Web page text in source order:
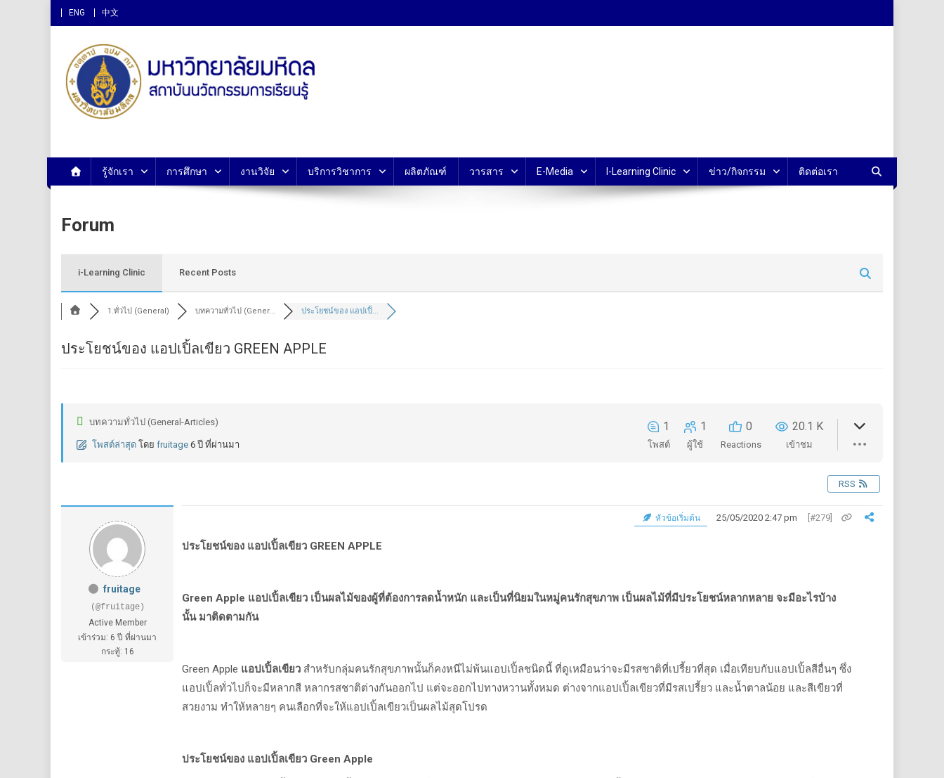
ENG 中文
สถาบันนวัตกรรมการเรียนรู้ ม.มหิดล
รู้จักเรา การศึกษา งานวิจัย บริการวิชาการ ผลิตภัณฑ์ วารสาร E-Media I-Learning Clinic ข่าว/กิจกรรม ติดต่อเรา
Forum
i-Learning Clinic Recent Posts
1.ทั่วไป (General) บทความทั่วไป (Gener... ประโยชน์ของ แอปเปิ้...
ประโยชน์ของ แอปเปิ้ลเขียว GREEN APPLE
บทความทั่วไป (General-Articles)
โพสต์ล่าสุด โดย fruitage 6 ปี ที่ผ่านมา
1
โพสต์
1
ผู้ใช้
0
Reactions
20.1 K
เข้าชม
RSS
fruitage
(@fruitage)
Active Member
เข้าร่วม: 6 ปี ที่ผ่านมา
กระทู้: 16
หัวข้อเริ่มต้น 25/05/2020 2:47 pm [#279]
ประโยชน์ของ แอปเปิ้ลเขียว GREEN APPLE
Green Apple แอปเปิ้ลเขียว เป็นผลไม้ของผู้ที่ต้องการลดน้ำหนัก และเป็นที่นิยมในหมู่คนรักสุขภาพ เป็นผลไม้ที่มีประโยชน์หลากหลาย จะมีอะไรบ้าง
นั้น มาติดตามกัน
Green Apple แอปเปิ้ลเขียว สำหรับกลุ่มคนรักสุขภาพนั้นก็คงหนีไม่พ้นแอปเปิ้ลชนิดนี้ ที่ดูเหมือนว่าจะมีรสชาติที่เปรี้ยวที่สุด เมื่อเทียบกับแอปเปิ้ลสีอื่นๆ ซึ่ง
แอปเปิ้ลทั่วไปก็จะมีหลากสี หลากรสชาติต่างกันออกไป แต่จะออกไปทางหวานทั้งหมด ต่างจากแอปเปิ้ลเขียวที่มีรสเปรี้ยว และน้ำตาลน้อย และสีเขียวที่
สวยงาม ทำให้หลายๆ คนเลือกที่จะให้แอปเปิ้ลเขียวเป็นผลไม้สุดโปรด
ประโยชน์ของ แอปเปิ้ลเขียว Green Apple